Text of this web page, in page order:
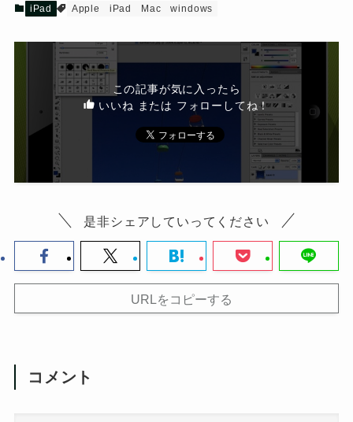
iPad Apple iPad Mac windows
この記事が気に入ったら
いいね または フォローしてね！
是非シェアしていってください
URLをコピーする
コメント